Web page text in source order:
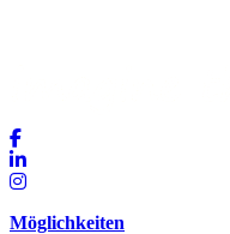
Möglichkeiten